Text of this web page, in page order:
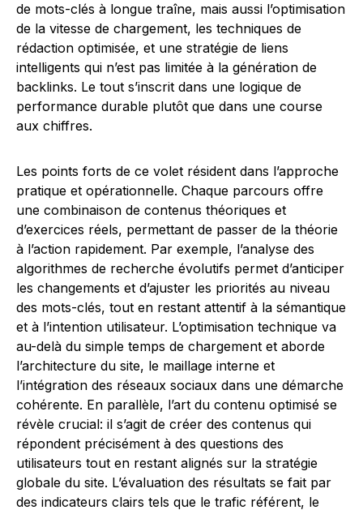
de mots-clés à longue traîne, mais aussi l’optimisation
de la vitesse de chargement, les techniques de
rédaction optimisée, et une stratégie de liens
intelligents qui n’est pas limitée à la génération de
backlinks. Le tout s’inscrit dans une logique de
performance durable plutôt que dans une course
aux chiffres.
Les points forts de ce volet résident dans l’approche
pratique et opérationnelle. Chaque parcours offre
une combinaison de contenus théoriques et
d’exercices réels, permettant de passer de la théorie
à l’action rapidement. Par exemple, l’analyse des
algorithmes de recherche évolutifs permet d’anticiper
les changements et d’ajuster les priorités au niveau
des mots-clés, tout en restant attentif à la sémantique
et à l’intention utilisateur. L’optimisation technique va
au-delà du simple temps de chargement et aborde
l’architecture du site, le maillage interne et
l’intégration des réseaux sociaux dans une démarche
cohérente. En parallèle, l’art du contenu optimisé se
révèle crucial: il s’agit de créer des contenus qui
répondent précisément à des questions des
utilisateurs tout en restant alignés sur la stratégie
globale du site. L’évaluation des résultats se fait par
des indicateurs clairs tels que le trafic référent, le